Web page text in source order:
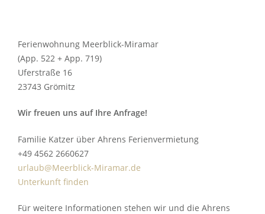
Ferienwohnung Meerblick-Miramar
(App. 522 + App. 719)
Uferstraße 16
23743 Grömitz
Wir freuen uns auf Ihre Anfrage!
Familie Katzer über Ahrens Ferienvermietung
+49 4562 2660627
urlaub@Meerblick-Miramar.de
Unterkunft finden
Für weitere Informationen stehen wir und die Ahrens